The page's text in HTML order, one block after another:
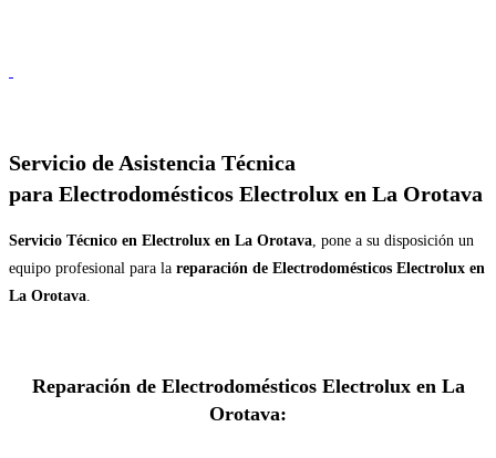
Servicio de Asistencia Técnica
para Electrodomésticos Electrolux en La Orotava
Servicio Técnico en Electrolux en La Orotava, pone a su disposición un
equipo profesional para la reparación de Electrodomésticos Electrolux en
La Orotava.
Reparación de Electrodomésticos Electrolux en La
Orotava: